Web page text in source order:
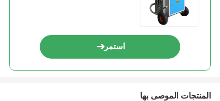
استمر
المنتجات الموصى بها